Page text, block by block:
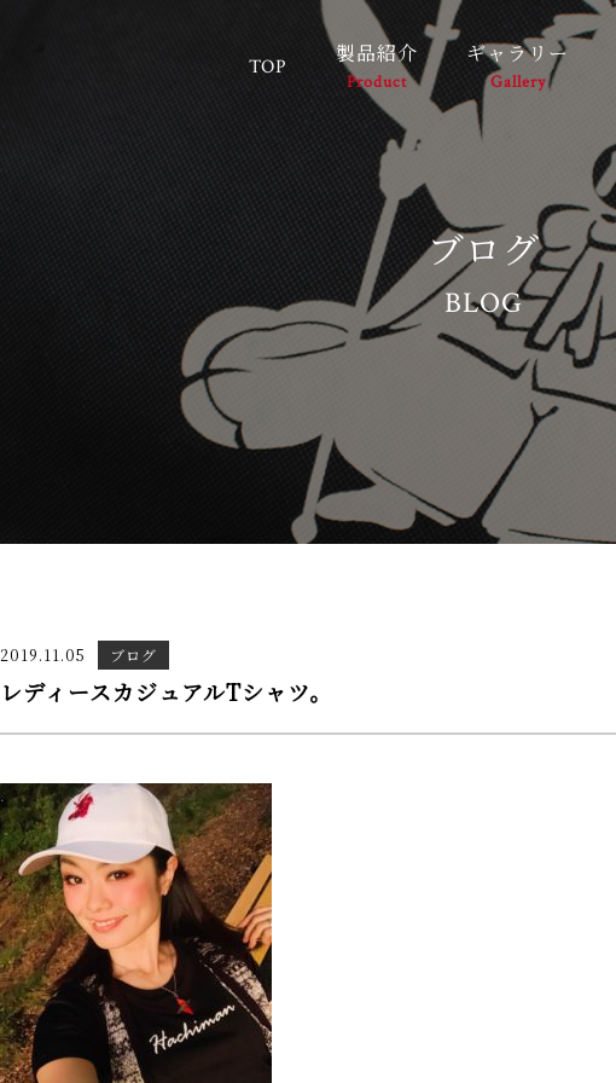
TOP 製品紹介
Product
ギャラリー
Gallery
ブログ
BLOG
2019.11.05 ブログ
レディースカジュアルTシャツ。